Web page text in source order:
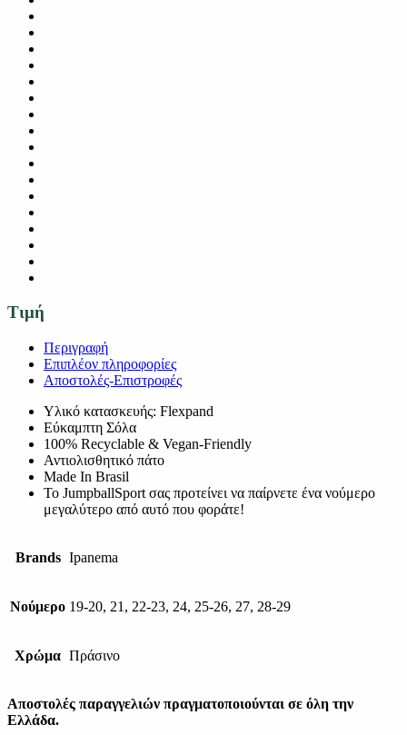
Τιμή
Περιγραφή
Επιπλέον πληροφορίες
Αποστολές-Επιστροφές
Υλικό κατασκευής: Flexpand
Εύκαμπτη Σόλα
100% Recyclable & Vegan-Friendly
Αντιολισθητικό πάτο
Made In Brasil
Το JumpballSport σας προτείνει να παίρνετε ένα νούμερο
μεγαλύτερο από αυτό που φοράτε!
Brands Ipanema
Νούμερο 19-20, 21, 22-23, 24, 25-26, 27, 28-29
Χρώμα Πράσινο
Αποστολές παραγγελιών πραγματοποιούνται σε όλη την
Ελλάδα.